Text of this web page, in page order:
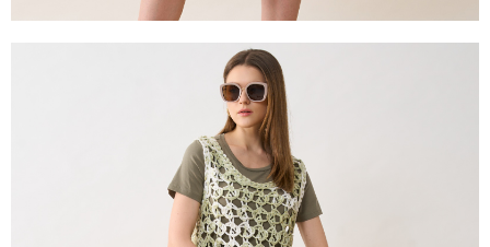
５．嚴禁一人註冊多個帳號或使用他人資訊註冊。若發現惡意使用之情形，